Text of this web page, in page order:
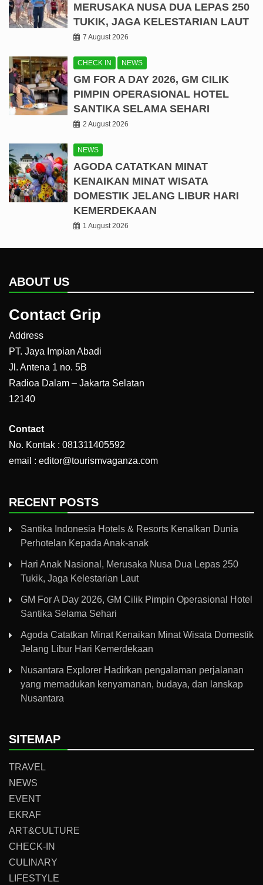
MERUSAKA NUSA DUA LEPAS 250
TUKIK, JAGA KELESTARIAN LAUT
7 August 2026
CHECK IN NEWS
GM FOR A DAY 2026, GM CILIK
PIMPIN OPERASIONAL HOTEL
SANTIKA SELAMA SEHARI
2 August 2026
NEWS
AGODA CATATKAN MINAT
KENAIKAN MINAT WISATA
DOMESTIK JELANG LIBUR HARI
KEMERDEKAAN
1 August 2026
ABOUT US
Contact Grip
Address
PT. Jaya Impian Abadi
Jl. Antena 1 no. 5B
Radioa Dalam – Jakarta Selatan
12140
Contact
No. Kontak : 081311405592
email : editor@tourismvaganza.com
RECENT POSTS
Santika Indonesia Hotels & Resorts Kenalkan Dunia
Perhotelan Kepada Anak-anak
Hari Anak Nasional, Merusaka Nusa Dua Lepas 250
Tukik, Jaga Kelestarian Laut
GM For A Day 2026, GM Cilik Pimpin Operasional Hotel
Santika Selama Sehari
Agoda Catatkan Minat Kenaikan Minat Wisata Domestik
Jelang Libur Hari Kemerdekaan
Nusantara Explorer Hadirkan pengalaman perjalanan
yang memadukan kenyamanan, budaya, dan lanskap
Nusantara
SITEMAP
TRAVEL
NEWS
EVENT
EKRAF
ART&CULTURE
CHECK-IN
CULINARY
LIFESTYLE